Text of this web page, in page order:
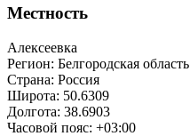
Местность
Алексеевка
Регион: Белгородская область
Страна: Россия
Широта: 50.6309
Долгота: 38.6903
Часовой пояс: +03:00